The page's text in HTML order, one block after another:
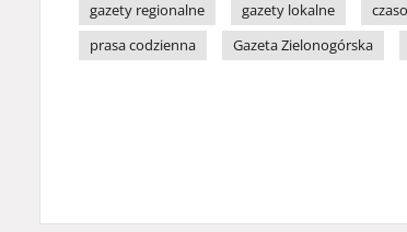
gazety regionalne
gazety lokalne
prasa codzienna
Gazeta Zielonogórska